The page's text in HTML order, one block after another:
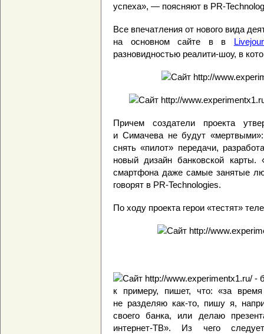
успеха», — поясняют в PR-
Все впечатления от нового вида
на основном сайте в в
разновидностью реалити-шоу, в
Причем создатели проекта
и Симачева не будут
снять «пилот» передачи,
новый дизайн банковской
смартфона даже самые занятые
говорят в PR-Technologies.
По ходу проекта герои «тестят»
к примеру, пишет, что: «за
не разделяю как-то, пишу я,
своего банка, или делаю
интернет-ТВ». Из чего